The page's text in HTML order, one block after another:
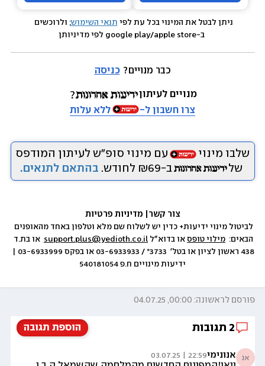
ניתן לבטל את המינוי בכל עת לפי תנאי השימוש; ולרוכשים
כבר מנויים? כניסה
מנויים לעיתון
צרו חשבון ל-
ללא עלות
שלבו מינוי
עם מינוי סופ״ש לעיתון המודפס
של
ב-₪69 לחודש. בהתאם לתנאים.
צור קשר
הבאים: מילוי טופס או בדוא״ל support.plus@yedioth.co.il
ידיעות מינויים ח.פ 540181054
פורסם לראשונה: 00:00, 04.07.25
הוספת תגובה 2 תגובות
אנ אנונימי22:59 | 03.07.25